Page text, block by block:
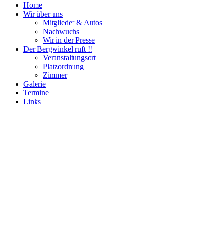
Home
Wir über uns
Mitglieder & Autos
Nachwuchs
Wir in der Presse
Der Bergwinkel ruft !!
Veranstaltungsort
Platzordnung
Zimmer
Galerie
Termine
Links